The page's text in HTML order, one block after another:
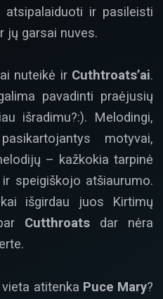
ir pasileisti
jų garsai nuves.
nuteikė ir Cuthtroats’ai.
pavadinti praėjusių
išradimu?:). Melodingi,
motyvai,
– kažkokia tarpinė
speigiškojo atšiaurumo.
išgirdau juos Kirtimų
Cutthroats dar nėra
atitenka Puce Mary?